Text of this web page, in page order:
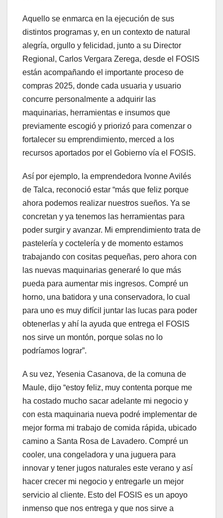
Aquello se enmarca en la ejecución de sus
distintos programas y, en un contexto de natural
alegría, orgullo y felicidad, junto a su Director
Regional, Carlos Vergara Zerega, desde el FOSIS
están acompañando el importante proceso de
compras 2025, donde cada usuaria y usuario
concurre personalmente a adquirir las
maquinarias, herramientas e insumos que
previamente escogió y priorizó para comenzar o
fortalecer su emprendimiento, merced a los
recursos aportados por el Gobierno vía el FOSIS.
Así por ejemplo, la emprendedora Ivonne Avilés
de Talca, reconoció estar “más que feliz porque
ahora podemos realizar nuestros sueños. Ya se
concretan y ya tenemos las herramientas para
poder surgir y avanzar. Mi emprendimiento trata de
pastelería y coctelería y de momento estamos
trabajando con cositas pequeñas, pero ahora con
las nuevas maquinarias generaré lo que más
pueda para aumentar mis ingresos. Compré un
horno, una batidora y una conservadora, lo cual
para uno es muy difícil juntar las lucas para poder
obtenerlas y ahí la ayuda que entrega el FOSIS
nos sirve un montón, porque solas no lo
podríamos lograr”.
A su vez, Yesenia Casanova, de la comuna de
Maule, dijo “estoy feliz, muy contenta porque me
ha costado mucho sacar adelante mi negocio y
con esta maquinaria nueva podré implementar de
mejor forma mi trabajo de comida rápida, ubicado
camino a Santa Rosa de Lavadero. Compré un
cooler, una congeladora y una juguera para
innovar y tener jugos naturales este verano y así
hacer crecer mi negocio y entregarle un mejor
servicio al cliente. Esto del FOSIS es un apoyo
inmenso que nos entrega y que nos sirve a